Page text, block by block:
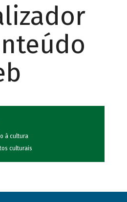
à cultura
culturais